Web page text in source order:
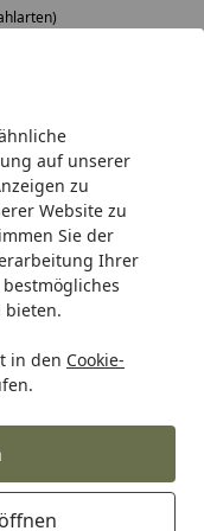
auf unserer
zu
Website zu
Sie der
Ihrer
bieten.
in den Cookie-
Metabo
80/14